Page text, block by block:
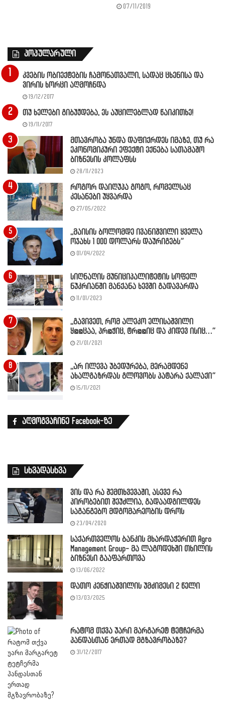
07/11/2019
პოპულარული
კვების ობიექტების ჩამონათვალი, სადაც ცხენისა და
ვირის ხორცი აღმოჩნდა
19/12/2017
თუ ხელები გიბუჟდება, ეს აუცილებლად წაიკითხე!
19/11/2017
მთავრობა უნდა დაფიქრდეს იმაზე, თუ რა
ეკონომიკური ეფექტი ექნება სათამაშო
ბიზნესის კოლაფსს
28/11/2023
როგორ დაიღუპა გოგო, რომელსაც
კესანები უყვარდა
27/05/2022
,,მაისის ბოლომდე ივანიშვილი ყველა
ოჯახს 1 000 დოლარს დაურიგებს”
01/04/2022
სიღნაღის მუნიციპალიტეტის სოფელ
ნუკრიანში მანქანა ხევში გადავარდა
11/01/2023
,,გავივეთ, რომ ალეკო ელისაშვილი
ყ@@ცაა, პრ@ჭიც, ტრ@@იც და კიდევ ისიც…”
21/01/2021
,,არ ილევა უბედურება, მერამდენე
ახალგაზრდას გლოვობს პატარა ქალაქი”
15/11/2021
აღმოგვაჩინე Facebook-ზე
სხვადასხვა
ვის და რა შემთხვევაში, ასევე რა
პირობებით შეუძლია, გადაადგილდეს
საგანგებო მდგომარეობის დროს
23/04/2020
საქართველოს ბანკის მხარდაჭერით Agro
Management Group- მა ლაგოდეხში თხილის
ბიზნესი გააფართოვა
13/06/2022
დათო კენჭიაშვილის უმძიმესი 2 წელი
13/03/2025
რატომ თქვა უარი მარგარეტ ტეტჩერმა
პანდასთან ერთად მგზავრობაზე?
31/12/2017